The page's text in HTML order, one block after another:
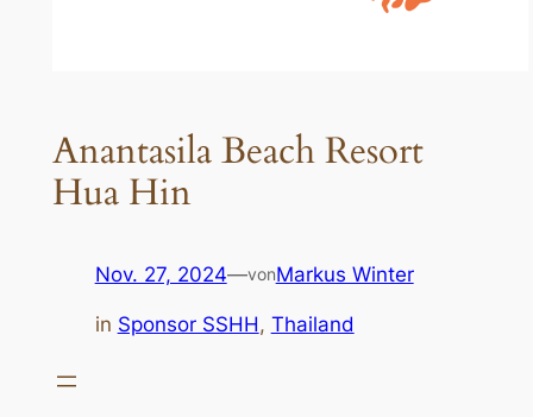
Anantasila Beach Resort
Hua Hin
Nov. 27, 2024—vonMarkus Winter
in Sponsor SSHH, Thailand